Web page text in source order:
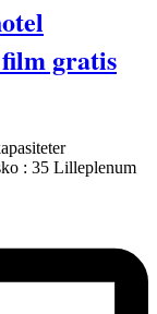
gratis
: 35 Lilleplenum